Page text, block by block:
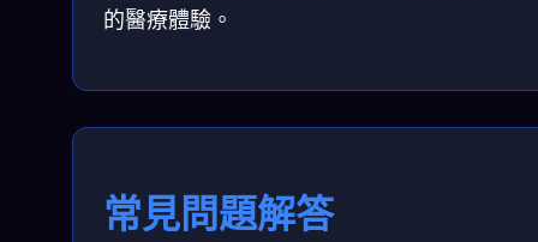
的醫療體驗。
常見問題解答